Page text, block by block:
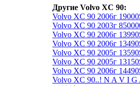
Другие Volvo XC 90:
Volvo XC 90 2006г
Volvo XC 90 2003г
Volvo XC 90 2006г
Volvo XC 90 2006г
Volvo XC 90 2005г
Volvo XC 90 2005г
Volvo XC 90 2006г
Volvo XC 90..! N A V I G